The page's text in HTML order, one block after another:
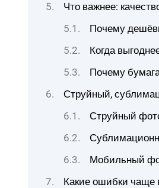
Что важнее:
Почему
Когда
Почему
Струйный,
Струйный
Мобильный
Какие ошибки чаще